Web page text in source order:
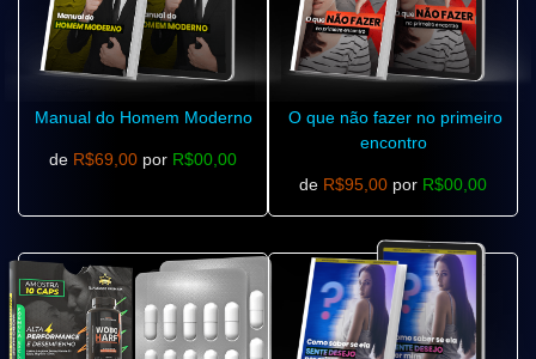
Manual do Homem Moderno
de R$69,00 por R$00,00
O que não fazer no primeiro
encontro
de R$95,00 por R$00,00